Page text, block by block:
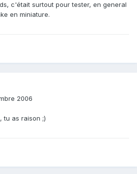
c'était surtout pour tester, en general
en miniature.
2006
tu as raison ;)